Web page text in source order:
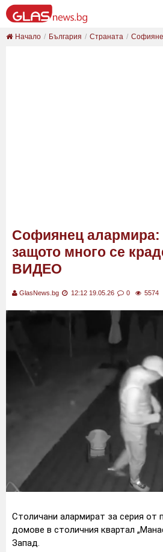
Начало България Страната
Софиянец алармира:
защото много се
ВИДЕО
GlasNews.bg 12:12 19.05.26 0 5574
Столичани алармират за серия от
домове в столичния квартал
Запад.